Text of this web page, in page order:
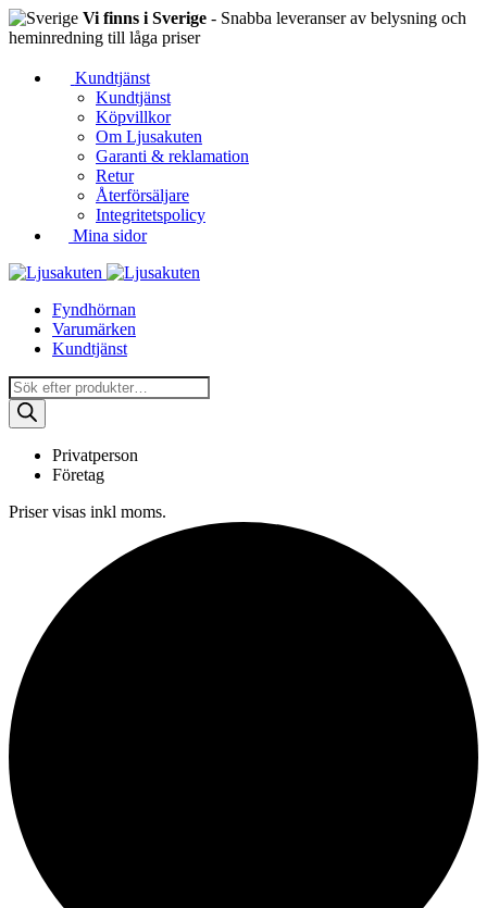
Vi finns i Sverige - Snabba leveranser av belysning och
heminredning till låga priser
Kundtjänst
Kundtjänst
Köpvillkor
Om Ljusakuten
Garanti & reklamation
Retur
Återförsäljare
Integritetspolicy
Mina sidor
Fyndhörnan
Varumärken
Kundtjänst
Produktsökning
Privatperson
Företag
Priser visas inkl moms.